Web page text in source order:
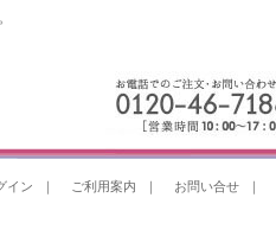
イン ｜ ご利用案内 ｜ お問い合せ ｜